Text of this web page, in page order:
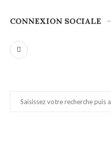
CONNEXION SOCIALE